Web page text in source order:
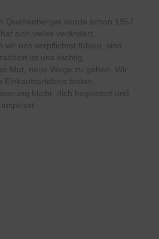
Quehenberger wurde schon 1957
sich vieles verändert,
wir uns verpflichtet fühlen, sind
ist uns wichtig,
Mut, neue Wege zu gehen. Wir
Einkaufserlebnis bieten,
bleibt, dich begeistert und
inspiriert.